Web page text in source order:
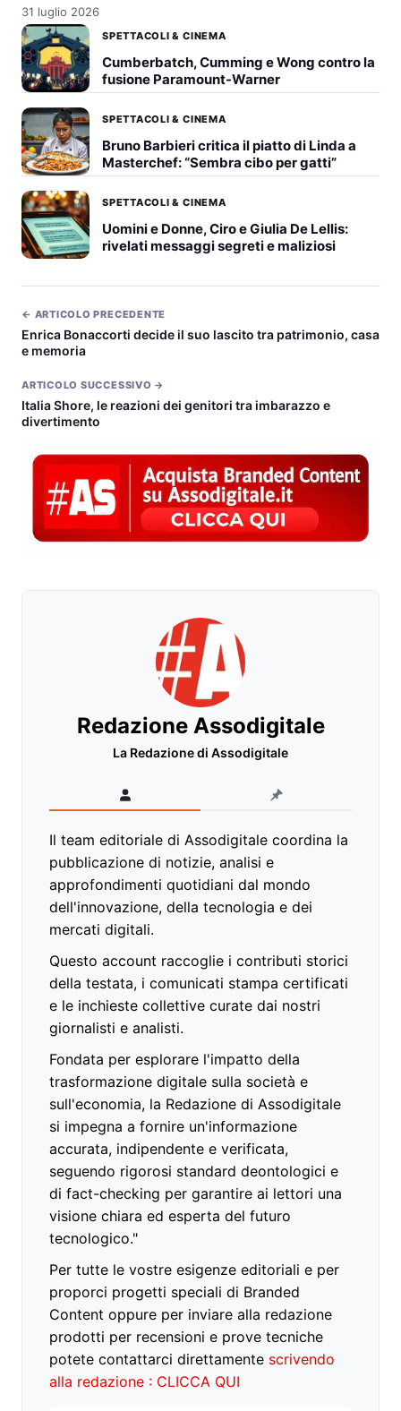
31 luglio 2026
SPETTACOLI & CINEMA
Cumberbatch, Cumming e Wong contro la
fusione Paramount-Warner
SPETTACOLI & CINEMA
Bruno Barbieri critica il piatto di Linda a
Masterchef: “Sembra cibo per gatti”
SPETTACOLI & CINEMA
Uomini e Donne, Ciro e Giulia De Lellis:
rivelati messaggi segreti e maliziosi
← ARTICOLO PRECEDENTE
Enrica Bonaccorti decide il suo lascito tra patrimonio, casa
e memoria
ARTICOLO SUCCESSIVO →
Italia Shore, le reazioni dei genitori tra imbarazzo e
divertimento
Redazione Assodigitale
La Redazione di Assodigitale
Il team editoriale di Assodigitale coordina la
pubblicazione di notizie, analisi e
approfondimenti quotidiani dal mondo
dell'innovazione, della tecnologia e dei
mercati digitali.
Questo account raccoglie i contributi storici
della testata, i comunicati stampa certificati
e le inchieste collettive curate dai nostri
giornalisti e analisti.
Fondata per esplorare l'impatto della
trasformazione digitale sulla società e
sull'economia, la Redazione di Assodigitale
si impegna a fornire un'informazione
accurata, indipendente e verificata,
seguendo rigorosi standard deontologici e
di fact-checking per garantire ai lettori una
visione chiara ed esperta del futuro
tecnologico."
Per tutte le vostre esigenze editoriali e per
proporci progetti speciali di Branded
Content oppure per inviare alla redazione
prodotti per recensioni e prove tecniche
potete contattarci direttamente scrivendo
alla redazione : CLICCA QUI